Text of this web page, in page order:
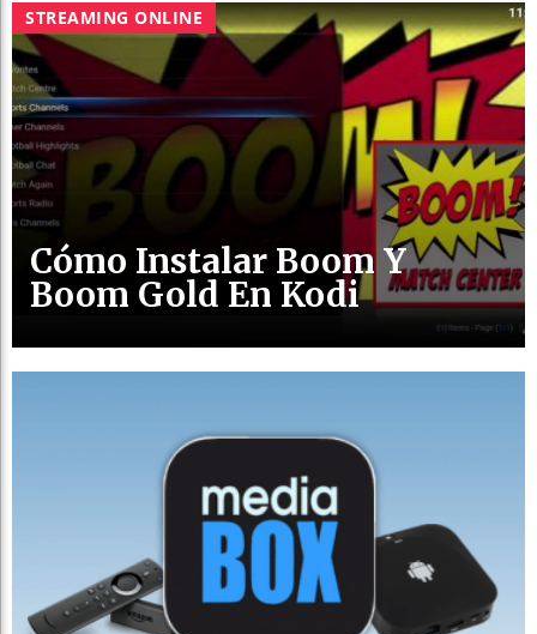
STREAMING ONLINE
Cómo Instalar Boom Y
Boom Gold En Kodi